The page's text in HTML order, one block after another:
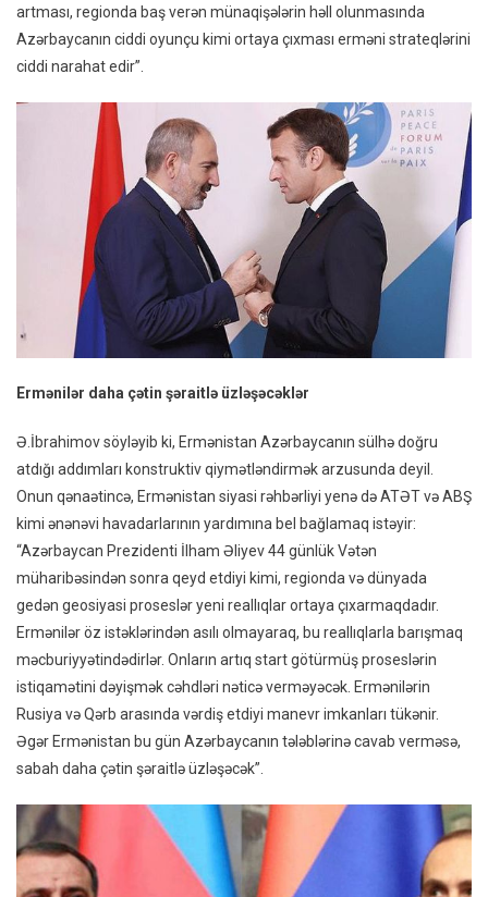
artması, regionda baş verən münaqişələrin həll olunmasında
Azərbaycanın ciddi oyunçu kimi ortaya çıxması erməni strateqlərini
ciddi narahat edir”.
Ermənilər daha çətin şəraitlə üzləşəcəklər
Ə.İbrahimov söyləyib ki, Ermənistan Azərbaycanın sülhə doğru
atdığı addımları konstruktiv qiymətləndirmək arzusunda deyil.
Onun qənaətincə, Ermənistan siyasi rəhbərliyi yenə də ATƏT və ABŞ
kimi ənənəvi havadarlarının yardımına bel bağlamaq istəyir:
“Azərbaycan Prezidenti İlham Əliyev 44 günlük Vətən
müharibəsindən sonra qeyd etdiyi kimi, regionda və dünyada
gedən geosiyasi proseslər yeni reallıqlar ortaya çıxarmaqdadır.
Ermənilər öz istəklərindən asılı olmayaraq, bu reallıqlarla barışmaq
məcburiyyətindədirlər. Onların artıq start götürmüş proseslərin
istiqamətini dəyişmək cəhdləri nəticə verməyəcək. Ermənilərin
Rusiya və Qərb arasında vərdiş etdiyi manevr imkanları tükənir.
Əgər Ermənistan bu gün Azərbaycanın tələblərinə cavab verməsə,
sabah daha çətin şəraitlə üzləşəcək”.